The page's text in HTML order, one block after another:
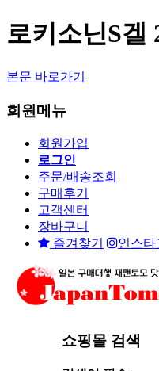
로키소닌S겔
본문 바로가기
회원메뉴
회원가입
로그인
주문/배송조회
구매후기
고객센터
장바구니
즐겨찾기
인스타
쇼핑몰 검색